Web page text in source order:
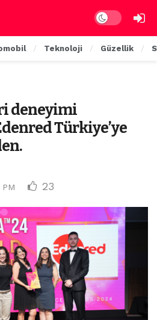
Dark mode
Teknoloji Güzellik
deneyimi
Türkiye’ye
23